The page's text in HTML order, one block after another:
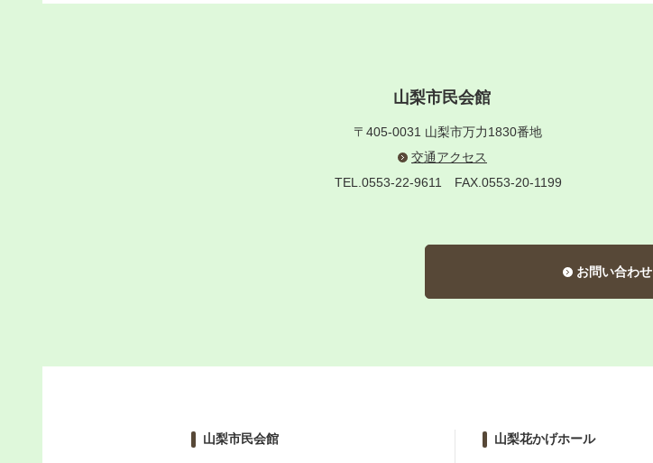
山梨市民会館
〒405-0031 山梨市万力1830番地
交通アクセス
TEL.0553-22-9611 FAX.0553-20-1199
お問い合わせ
山梨市民会館 山梨花かげホール